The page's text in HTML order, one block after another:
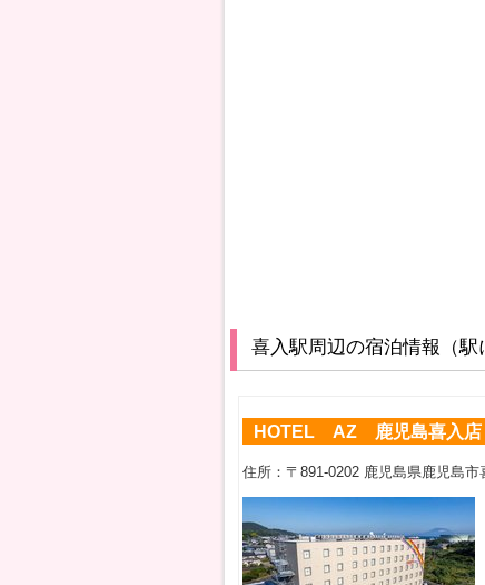
喜入駅周辺の宿泊情報（駅
HOTEL AZ 鹿児島喜入店
住所：〒891-0202 鹿児島県鹿児島市